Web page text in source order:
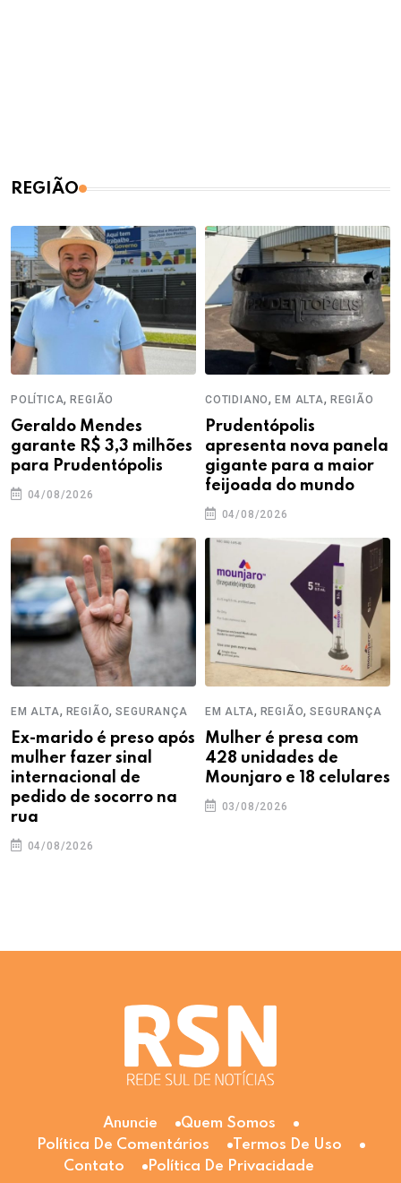
REGIÃO
POLÍTICA,REGIÃO
Geraldo Mendes
garante R$ 3,3 milhões
para Prudentópolis
04/08/2026
COTIDIANO,EM ALTA, REGIÃO
Prudentópolis
apresenta nova panela
gigante para a maior
feijoada do mundo
04/08/2026
EM ALTA, REGIÃO,SEGURANÇA
Ex-marido é preso após
mulher fazer sinal
internacional de
pedido de socorro na
rua
04/08/2026
EM ALTA, REGIÃO,SEGURANÇA
Mulher é presa com
428 unidades de
Mounjaro e 18 celulares
03/08/2026
Anuncie
Quem Somos
Política De Comentários
Termos De Uso
Contato
Política De Privacidade